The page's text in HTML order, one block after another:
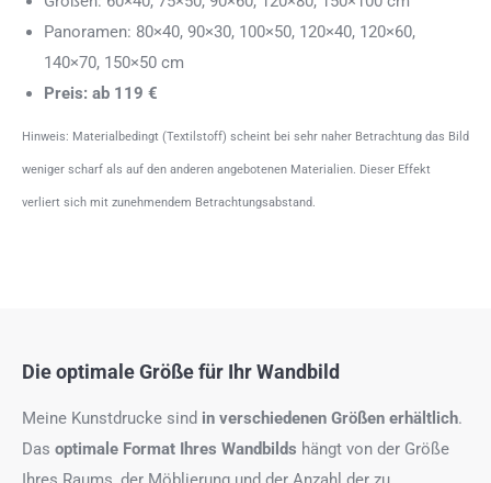
Panoramen: 80×40, 90×30, 100×50, 120×40, 120×60,
140×70, 150×50 cm
Preis: ab 119 €
Hinweis: Materialbedingt (Textilstoff) scheint bei sehr naher Betrachtung das Bild
weniger scharf als auf den anderen angebotenen Materialien. Dieser Effekt
verliert sich mit zunehmendem Betrachtungsabstand.
Die optimale Größe für Ihr Wandbild
Meine Kunstdrucke sind in verschiedenen Größen erhältlich.
Das optimale Format Ihres Wandbilds hängt von der Größe